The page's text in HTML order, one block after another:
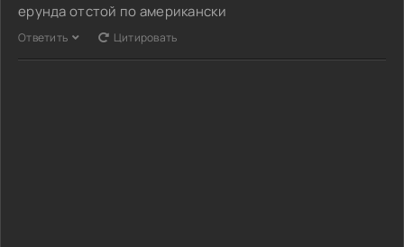
ерунда отстой по американски
Ответить Цитировать